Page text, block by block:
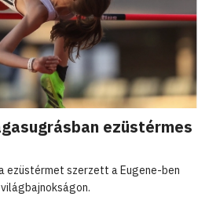
ezüstérmes
ezüstérmet szerzett a Eugene-ben